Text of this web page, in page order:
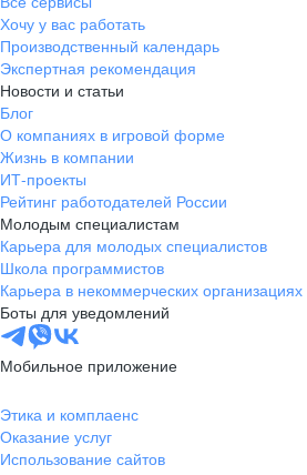
Хочу у вас работать
Производственный календарь
Экспертная рекомендация
Новости и статьи
Блог
О компаниях в игровой форме
Жизнь в компании
ИТ-проекты
Рейтинг работодателей России
Молодым специалистам
Карьера для молодых специалистов
Школа программистов
Карьера в некоммерческих организациях
Боты для уведомлений
Мобильное приложение
Этика и комплаенс
Оказание услуг
Использование сайтов